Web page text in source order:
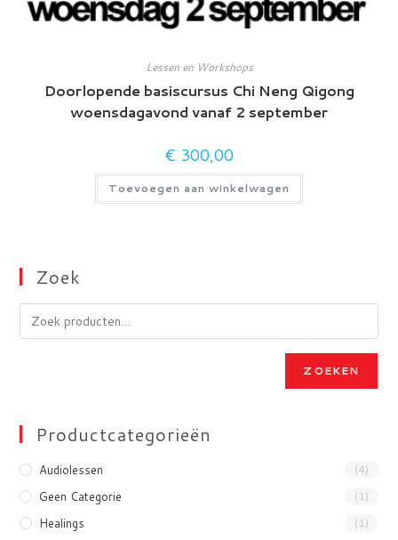
Lessen en Workshops
Doorlopende basiscursus Chi Neng Qigong
woensdagavond vanaf 2 september
€ 300,00
Toevoegen aan winkelwagen
Zoek
ZOEKEN
Productcategorieën
Audiolessen (4)
Geen Categorie (1)
Healings (1)